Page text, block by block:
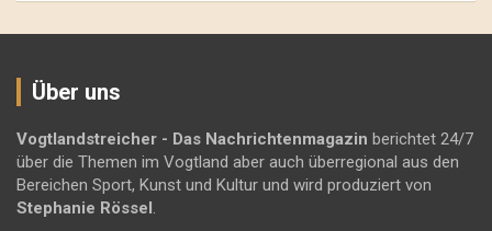
Über uns
Vogtlandstreicher - Das Nachrichtenmagazin berichtet 24/7
über die Themen im Vogtland aber auch überregional aus den
Bereichen Sport, Kunst und Kultur und wird produziert von
Stephanie Rössel.